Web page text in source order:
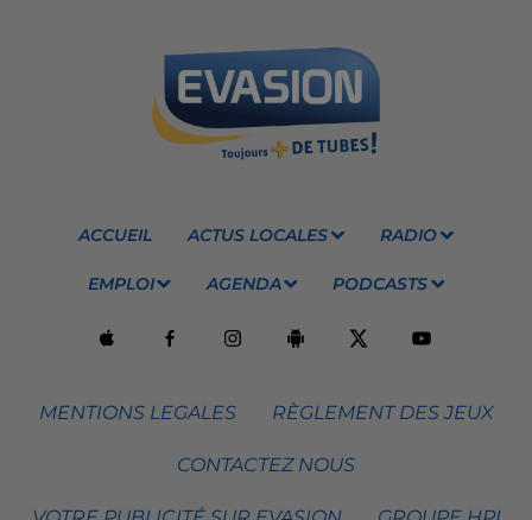
ACCUEIL ACTUS LOCALES RADIO
EMPLOI AGENDA PODCASTS
MENTIONS LEGALES RÈGLEMENT DES JEUX
CONTACTEZ NOUS